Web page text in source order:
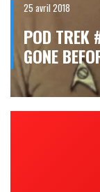
25 avril 2018
POD TREK
GONE